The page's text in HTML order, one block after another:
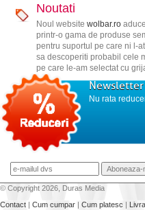
Noutati
Noul website wolbar.ro
printr-o gama de produse
pentru suportul pe care ni l-
sa descoperiti probabil cele
pe care le-am selectat cu
Newsletter
Nu rata
© Copyright 2026, Duras Media
Contact | Cum cumpar | Cum platesc |